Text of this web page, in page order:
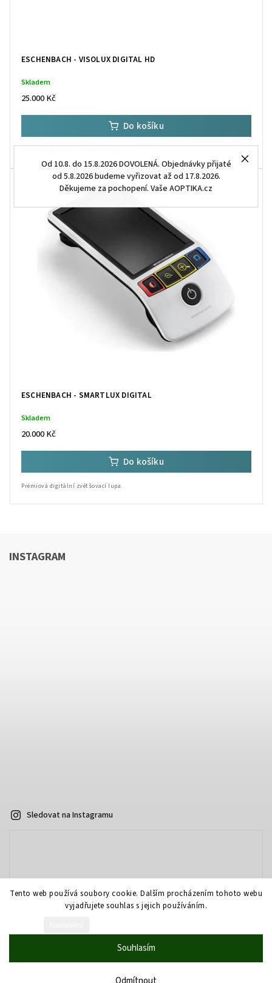
Tento web používá soubory cookie. Dalším procházením tohoto webu
vyjadřujete souhlas s jejich používáním.
Souhlasím
Od 10.8. do 15.8.2026 DOVOLENÁ. Objednávky přijaté
od 5.8.2026 budeme vyřizovat až od 17.8.2026.
Děkujeme za pochopení. Vaše AOPTIKA.cz
ESCHENBACH - VISOLUX DIGITAL HD
Skladem
25.000 Kč
Do košíku
ESCHENBACH - SMARTLUX DIGITAL
Skladem
20.000 Kč
Do košíku
INSTAGRAM
Sledovat na Instagramu
Vytvořil Shoptet
Grafický návrh vytvořil a nakódoval